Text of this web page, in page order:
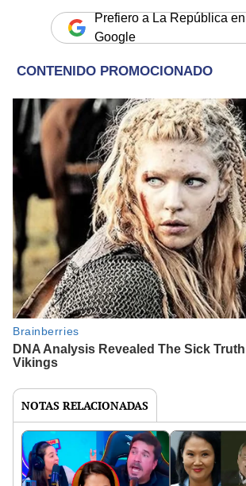
Prefiero a La República en
Google
NOTAS RELACIONADAS